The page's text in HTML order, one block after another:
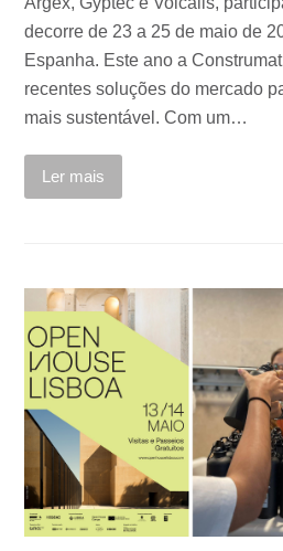
decorre de 23 a 25 de maio de
Espanha. Este ano a
recentes soluções do mercado
mais sustentável. Com um…
Ler mais